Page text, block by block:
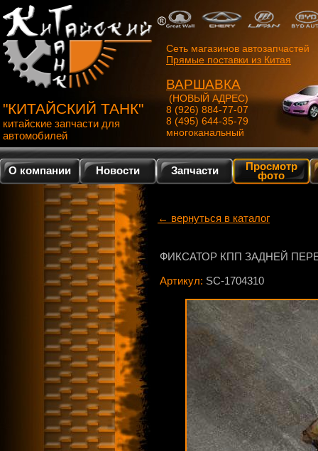
"КИТАЙСКИЙ ТАНК"
китайские запчасти для
автомобилей
Сеть магазинов автозапчастей
Прямые поставки из Китая
ВАРШАВКА
(НОВЫЙ АДРЕС)
8 (926) 884-77-07
8 (495) 644-35-79
многоканальный
О компании Новости Запчасти Просмотр
фото
← вернуться в каталог
ФИКСАТОР КПП ЗАДНЕЙ
Артикул: SC-1704310